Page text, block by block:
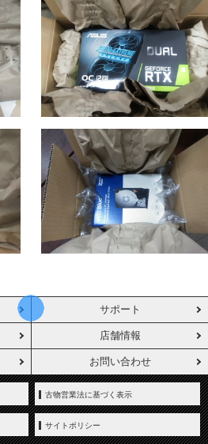
サポート
店舗情報
お問い合わせ
古物営業法に基づく表示
サイトポリシー